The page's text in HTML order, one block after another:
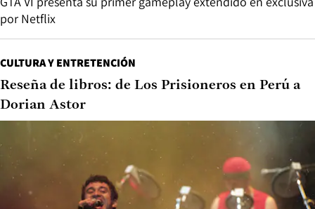
por Netflix
CULTURA Y ENTRETENCIÓN
Reseña de libros: de Los Prisioneros en Perú a
Dorian Astor